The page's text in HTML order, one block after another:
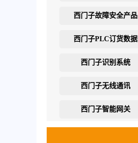
西门子故障安全产品
西门子PLC订货数据
西门子识别系统
西门子无线通讯
西门子智能网关